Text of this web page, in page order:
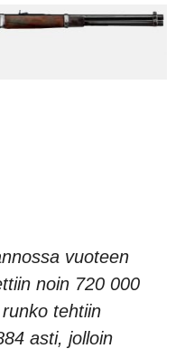
vuoteen
noin 720 000
tehtiin
asti, jolloin